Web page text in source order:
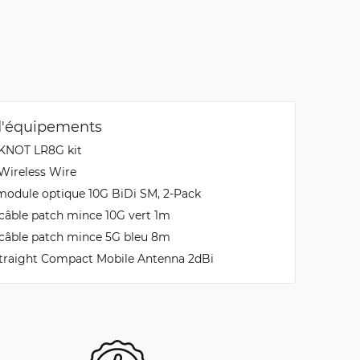
LR8G kit
Wire
optique 10G BiDi SM, 2-Pack
patch mince 10G vert 1m
patch mince 5G bleu 8m
Compact Mobile Antenna 2dBi